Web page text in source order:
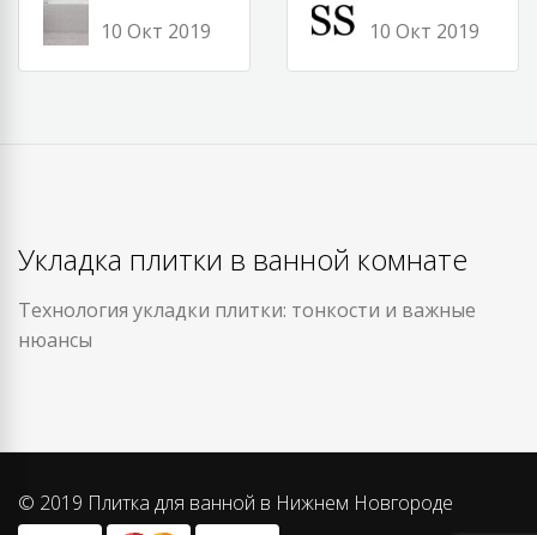
10 Окт 2019
10 Окт 2019
Укладка плитки в ванной комнате
Технология укладки плитки: тонкости и важные
нюансы
© 2019 Плитка для ванной в Нижнем Новгороде